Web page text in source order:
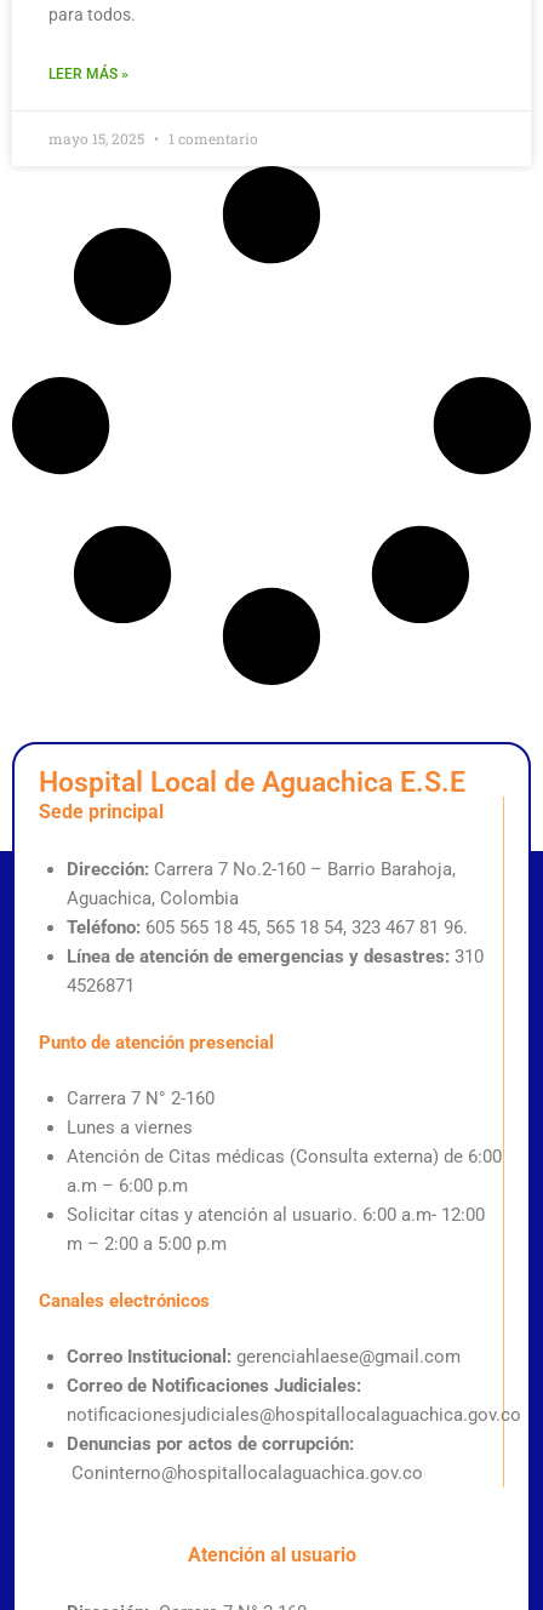
para todos.
LEER MÁS »
mayo 15, 2025 1 comentario
Hospital Local de Aguachica E.S.E
Sede principal
Dirección: Carrera 7 No.2-160 – Barrio Barahoja,
Aguachica, Colombia
Teléfono: 605 565 18 45, 565 18 54, 323 467 81 96.
Línea de atención de emergencias y desastres: 310
4526871
Punto de atención presencial
Carrera 7 N° 2-160
Lunes a viernes
Atención de Citas médicas (Consulta externa) de 6:00
a.m – 6:00 p.m
Solicitar citas y atención al usuario. 6:00 a.m- 12:00
m – 2:00 a 5:00 p.m
Canales electrónicos
Correo Institucional: gerenciahlaese@gmail.com
Correo de Notificaciones Judiciales:
notificacionesjudiciales@hospitallocalaguachica.gov.co
Denuncias por actos de corrupción:
Coninterno@hospitallocalaguachica.gov.co
Atención al usuario